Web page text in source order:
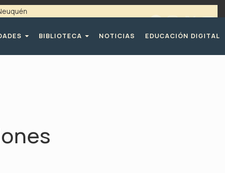
BIBLIOTECA NOTICIAS EDUCACIÓN DIGITAL